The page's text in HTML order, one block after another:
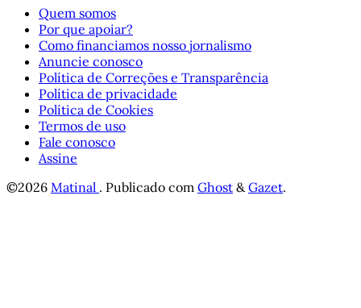
Quem somos
Por que apoiar?
Como financiamos nosso jornalismo
Anuncie conosco
Política de Correções e Transparência
Política de privacidade
Política de Cookies
Termos de uso
Fale conosco
Assine
©2026 Matinal . Publicado com Ghost &Gazet.